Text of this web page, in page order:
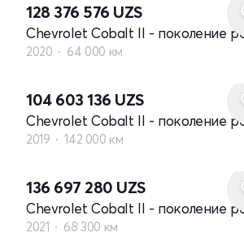
128 376 576 UZS
2020 64 000 км
104 603 136 UZS
2019 142 000 км
136 697 280 UZS
2021 68 300 км